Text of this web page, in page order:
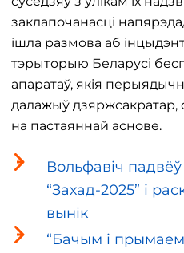
заклапочанасці
ішла размова аб
тэрыторыю Беларусі
апаратаў, якія
далажыў дзяржсакратар,
на пастаяннай аснове.
Вольфавіч
“Захад-2025” і
вынік
“Бачым і